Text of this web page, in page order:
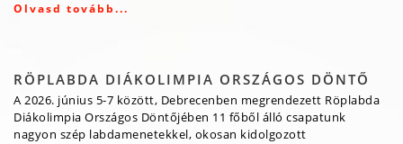
Olvasd tovább...
RÖPLABDA DIÁKOLIMPIA ORSZÁGOS DÖNTŐ
A 2026. június 5-7 között, Debrecenben megrendezett Röplabda
Diákolimpia Országos Döntőjében 11 főből álló csapatunk
nagyon szép labdamenetekkel, okosan kidolgozott